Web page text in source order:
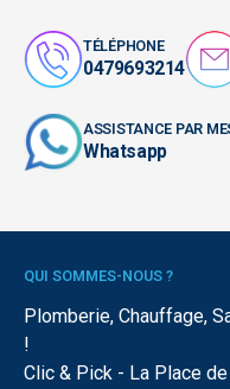
TÉLÉPHONE
0479693214
ASSISTANCE PAR
Whatsapp
QUI SOMMES-NOUS ?
Plomberie, Chauffage,
!
Clic & Pick - La Place